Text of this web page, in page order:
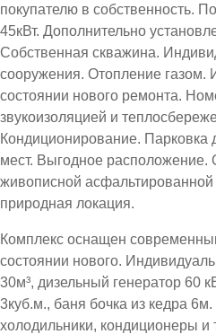
покупателю в собственность.
45кВт. Дополнительно
Собственная скважина.
сооружения. Отопление газом.
состоянии нового ремонта.
звукоизоляцией и
Кондиционирование. Парковка
мест. Выгодное расположение.
живописной асфальтированной
природная локация.
Комплекс оснащен
состоянии нового.
30м³, дизельный генератор 60
3куб.м., баня бочка из кедра
холодильники, кондиционеры и